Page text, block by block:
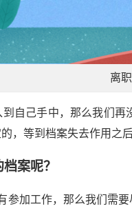
离
自己手中，那么我们
，等到档案失去作用之
案呢？
参加工作，那么我们需